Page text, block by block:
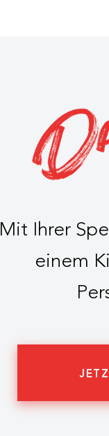
Mit Ihrer
einem